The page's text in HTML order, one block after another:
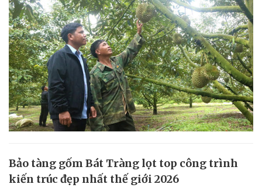
Bảo tàng gốm Bát Tràng lọt top công trình
kiến trúc đẹp nhất thế giới 2026